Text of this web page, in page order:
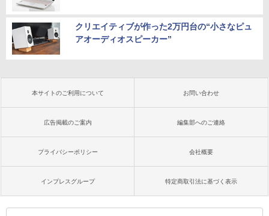
クリエイティブが作った2万円台の“小さなピュ
アオーディオスピーカー”
本サイトのご利用について お問い合わせ
広告掲載のご案内 編集部へのご連絡
プライバシーポリシー 会社概要
インプレスグループ 特定商取引法に基づく表示